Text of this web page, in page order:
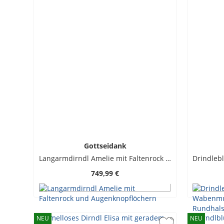
Gottseidank
Langarmdirndl Amelie mit Faltenrock und Augenknopflöchern
749,99 €
NEU NEU